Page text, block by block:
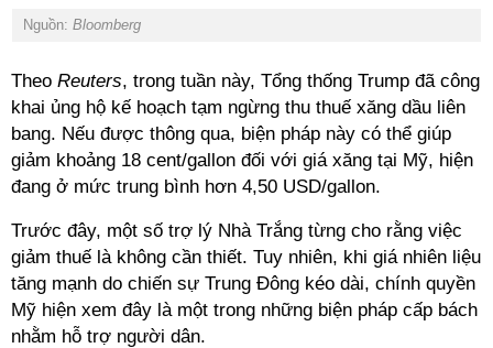
Nguồn: Bloomberg
Theo Reuters, trong tuần này, Tổng thống Trump đã công
khai ủng hộ kế hoạch tạm ngừng thu thuế xăng dầu liên
bang. Nếu được thông qua, biện pháp này có thể giúp
giảm khoảng 18 cent/gallon đối với giá xăng tại Mỹ, hiện
đang ở mức trung bình hơn 4,50 USD/gallon.
Trước đây, một số trợ lý Nhà Trắng từng cho rằng việc
giảm thuế là không cần thiết. Tuy nhiên, khi giá nhiên liệu
tăng mạnh do chiến sự Trung Đông kéo dài, chính quyền
Mỹ hiện xem đây là một trong những biện pháp cấp bách
nhằm hỗ trợ người dân.